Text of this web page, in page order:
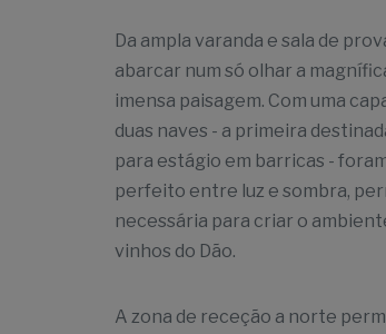
Da ampla varanda e sala de
abarcar num só olhar a
imensa paisagem. Com uma
duas naves - a primeira
para estágio em barricas -
perfeito entre luz e sombra,
necessária para criar o
vinhos do Dão.
A zona de receção a norte